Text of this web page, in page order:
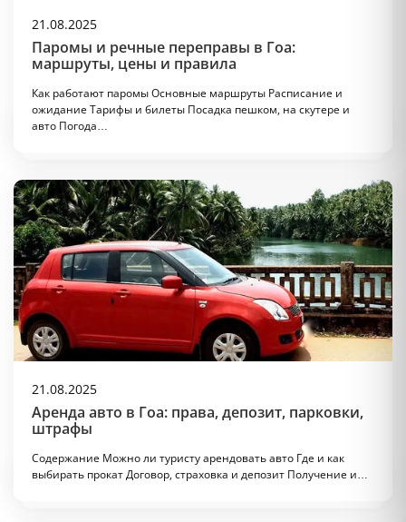
21.08.2025
Паромы и речные переправы в Гоа:
маршруты, цены и правила
Как работают паромы Основные маршруты Расписание и
ожидание Тарифы и билеты Посадка пешком, на скутере и
авто Погода…
21.08.2025
Аренда авто в Гоа: права, депозит, парковки,
штрафы
Содержание Можно ли туристу арендовать авто Где и как
выбирать прокат Договор, страховка и депозит Получение и…